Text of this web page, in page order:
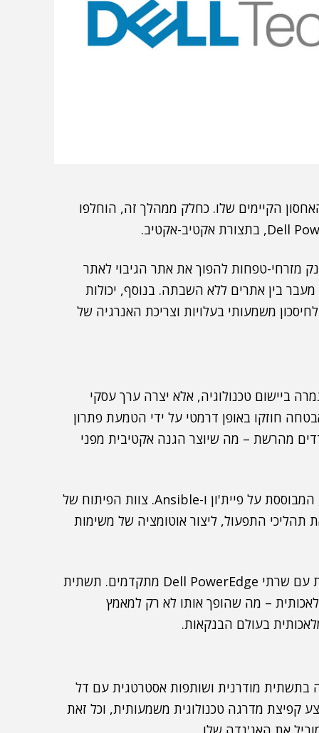
הקיימים שלו. כחלק ממהלך זה, הוחלפו
מזרחי-טפחות להפוך את אתר הגיבוי לאתר
בין אתרים ללא השבתה. בנוסף, יכולות
משמעותי בעלויות וצריכת האנרגיה של
ביישום טכנולוגיה, אלא יצרה ערך עסקי
חוזקו באופן דרמטי על ידי הטמעת פתרון
מהרשת – מה שיוצר הגנה אקטיבית מפני
הפרויקט כלל גם פיתוח מערכת ניהול מותאמת אישית, המבוססת על פיית'ון ו-Ansible. צוות הפיתוח של
תהליכי התפעול, ליצור אוטומציה של משימות
כחלק מההכנה לעתיד, הבנק הקים תשתית AI מקומית עם שרתי Dell PowerEdge מתקדמים. תשתית
– מה שהופך אותו לא רק למאמץ
בעולם הבנקאות.
מודרנית ושותפות אסטרטגית עם דל
קפיצת מדרגה טכנולוגית משמעותית, וכל זאת